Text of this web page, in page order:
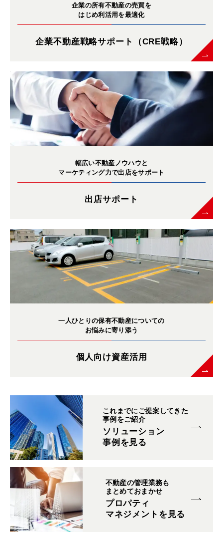
企業の所有不動産の売買を
はじめ利活用を最適化
企業不動産戦略サポート（CRE戦略）
幅広い不動産ノウハウと
マーケティング力で出店をサポート
出店サポート
一人ひとりの保有不動産についての
お悩みに寄り添う
個人向け資産活用
これまでにご提案してきた
事例をご紹介
ソリューション
事例を見る
不動産の管理業務も
まとめておまかせ
プロパティ
マネジメントを見る